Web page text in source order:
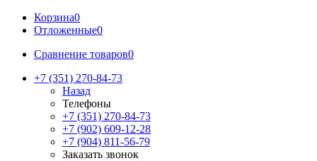
Корзина0
Отложенные0
Сравнение товаров0
+7 (351) 270-84-73
Назад
Телефоны
+7 (351) 270-84-73
+7 (902) 609-12-28
+7 (904) 811-56-79
Заказать звонок